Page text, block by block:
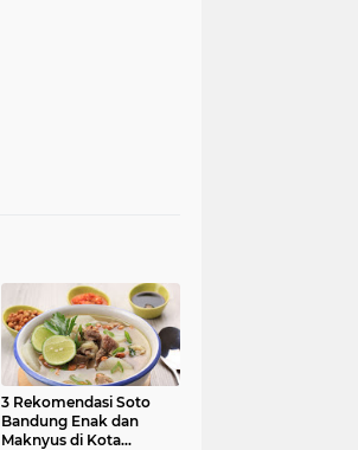
3 Rekomendasi Soto
Bandung Enak dan
Maknyus di Kota